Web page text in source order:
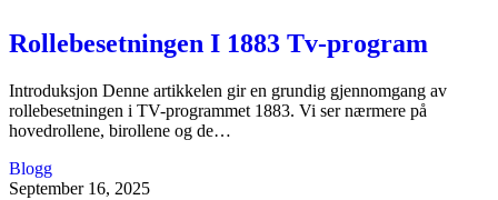
Rollebesetningen I 1883 Tv-program
Introduksjon Denne artikkelen gir en grundig gjennomgang av
rollebesetningen i TV-programmet 1883. Vi ser nærmere på
hovedrollene, birollene og de…
Blogg
September 16, 2025